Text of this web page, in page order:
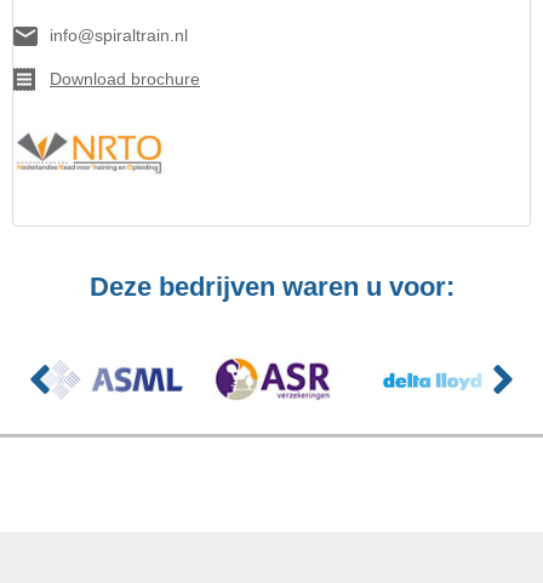
info@spiraltrain.nl
Download brochure
Deze bedrijven waren u voor: